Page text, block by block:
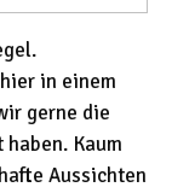
in einem
gerne die
Kaum
Aussichten